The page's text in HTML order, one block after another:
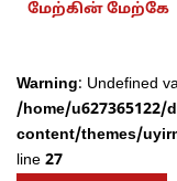
மேற்கின் மேற்கே
Warning: Undefined
/home/u627365122/
content/themes/
line 27